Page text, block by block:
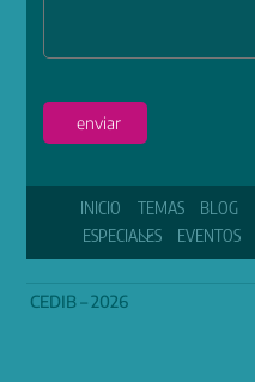
enviar
INICIO TEMAS BLOG
ESPECIALES
EVENTOS
CEDIB – 2026